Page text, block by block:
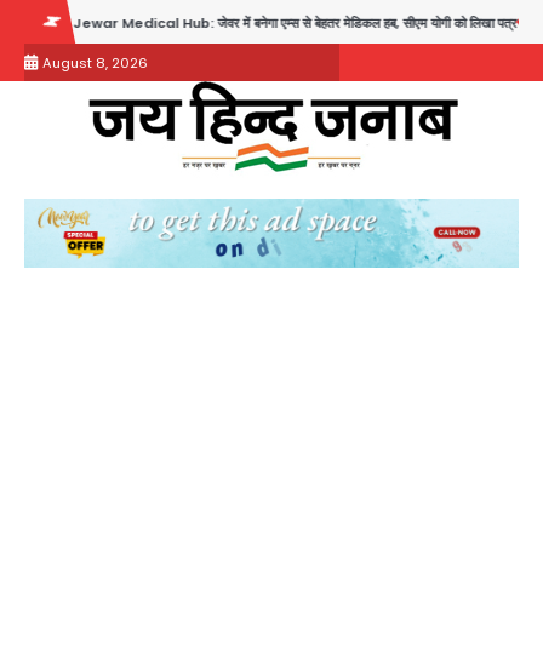
content
Medical Hub: जेवर में बनेगा एम्स से बेहतर मेडिकल हब, सीएम योगी को लिखा पत्र Assam Floods:
August 8, 2026